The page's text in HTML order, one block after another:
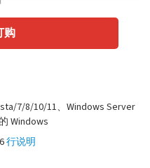
购
7/8/10/11、Windows Server
Windows
行说明